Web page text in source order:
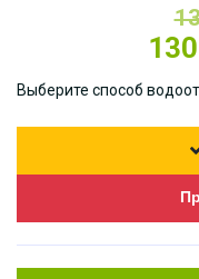
Выберите способ